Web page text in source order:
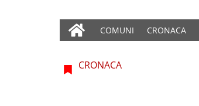
COMUNI CRONACA
CRONACA